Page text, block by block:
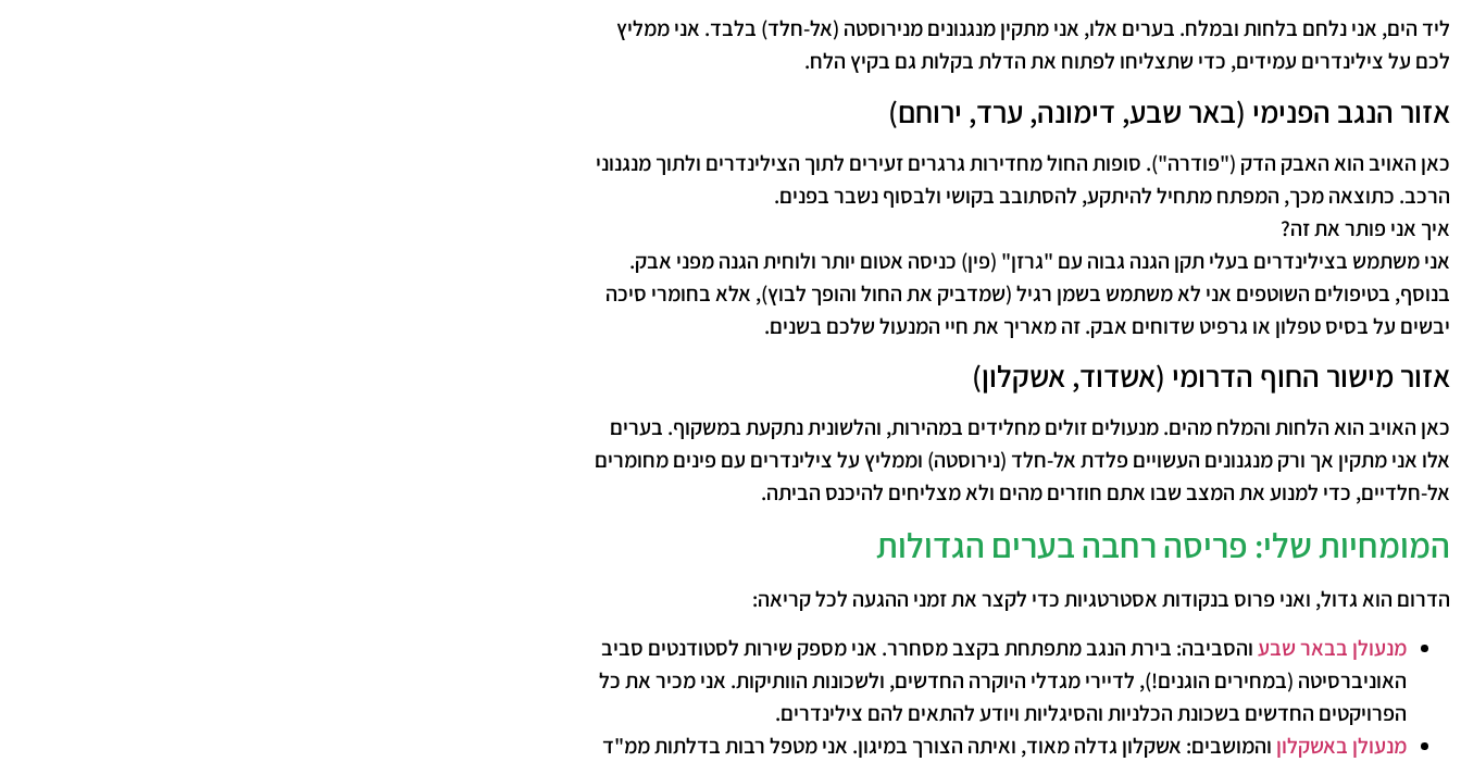
ליד הים, אני נלחם בלחות ובמלח. בערים אלו, אני מתקין מנגנונים מנירוסטה (אל-חלד) בלבד. אני ממליץ
לכם על צילינדרים עמידים, כדי שתצליחו לפתוח את הדלת בקלות גם בקיץ הלח.
אזור הנגב הפנימי (באר שבע, דימונה, ערד, ירוחם)
כאן האויב הוא האבק הדק ("פודרה"). סופות החול מחדירות גרגרים זעירים לתוך הצילינדרים ולתוך מנגנוני
הרכב. כתוצאה מכך, המפתח מתחיל להיתקע, להסתובב בקושי ולבסוף נשבר בפנים.
איך אני פותר את זה?
אני משתמש בצילינדרים בעלי תקן הגנה גבוה עם "גרזן" (פין) כניסה אטום יותר ולוחית הגנה מפני אבק.
בנוסף, בטיפולים השוטפים אני לא משתמש בשמן רגיל (שמדביק את החול והופך לבוץ), אלא בחומרי סיכה
יבשים על בסיס טפלון או גרפיט שדוחים אבק. זה מאריך את חיי המנעול שלכם בשנים.
אזור מישור החוף הדרומי (אשדוד, אשקלון)
כאן האויב הוא הלחות והמלח מהים. מנעולים זולים מחלידים במהירות, והלשונית נתקעת במשקוף. בערים
אלו אני מתקין אך ורק מנגנונים העשויים פלדת אל-חלד (נירוסטה) וממליץ על צילינדרים עם פינים מחומרים
אל-חלדיים, כדי למנוע את המצב שבו אתם חוזרים מהים ולא מצליחים להיכנס הביתה.
המומחיות שלי: פריסה רחבה בערים הגדולות
הדרום הוא גדול, ואני פרוס בנקודות אסטרטגיות כדי לקצר את זמני ההגעה לכל קריאה:
מנעולן בבאר שבעוהסביבה: בירת הנגב מתפתחת בקצב מסחרר. אני מספק שירות לסטודנטים סביב
האוניברסיטה (במחירים הוגנים!), לדיירי מגדלי היוקרה החדשים, ולשכונות הוותיקות. אני מכיר את כל
הפרויקטים החדשים בשכונת הכלניות והסיגליות ויודע להתאים להם צילינדרים.
מנעולן באשקלון והמושבים: אשקלון גדלה מאוד, ואיתה הצורך במיגון. אני מטפל רבות בדלתות ממ"ד